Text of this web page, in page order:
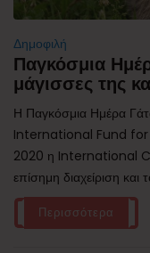
Δημοφιλή
Παγκόσμια
μάγισσες της
Η Παγκόσμια Ημέρα
International Fund for
2020 η International
επίσημη διαχείριση
Περισσότερα